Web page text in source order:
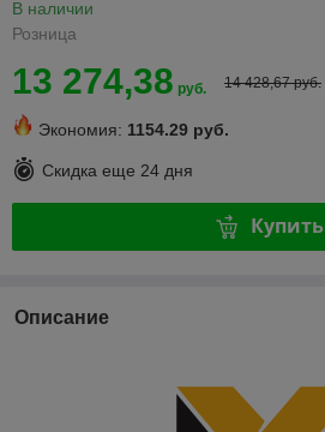
В наличии
Розница
13 274,38 руб. 14 428,67 руб.
Экономия: 1154.29 руб.
Скидка еще 24 дня
Купить
Описание